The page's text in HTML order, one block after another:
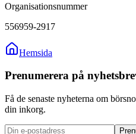
Organisationsnummer
556959-2917
Hemsida
Prenumerera på
Få de senaste nyheterna om
din inkorg.